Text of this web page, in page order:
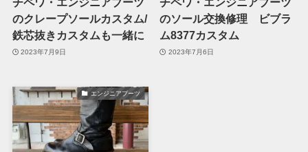
のクレープソールカスタム/
鉄芯抜きカスタムも一緒に
2023年7月9日
のソール交換修理 ビブラ
ム8377カスタム
2023年7月6日
エンジニアブーツ